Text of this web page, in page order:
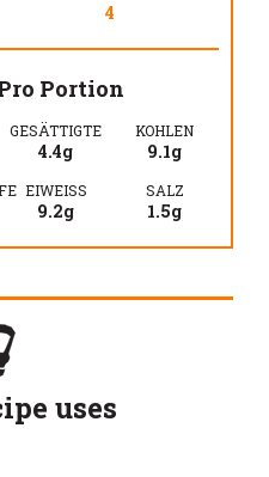
4
Portion
GESÄTTIGTE
4.4g
KOHLEN
9.1g
EIWEISS
9.2g
SALZ
1.5g
uses